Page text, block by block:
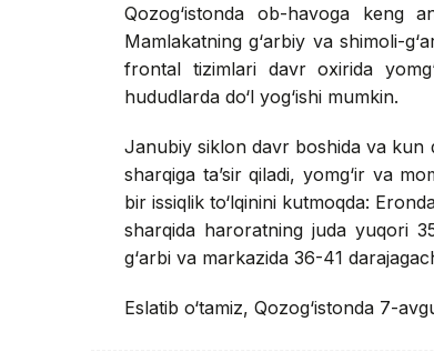
Qozog‘istonda ob-havoga keng
Mamlakatning g‘arbiy va shimoli-
frontal tizimlari davr oxirida
hududlarda do‘l yog‘ishi mumkin.
Janubiy siklon davr boshida va kun
sharqiga ta’sir qiladi, yomg‘ir va
bir issiqlik to‘lqinini kutmoqda:
sharqida haroratning juda yuqori
g‘arbi va markazida 36-41
Eslatib o‘tamiz, Qozog‘istonda 7-